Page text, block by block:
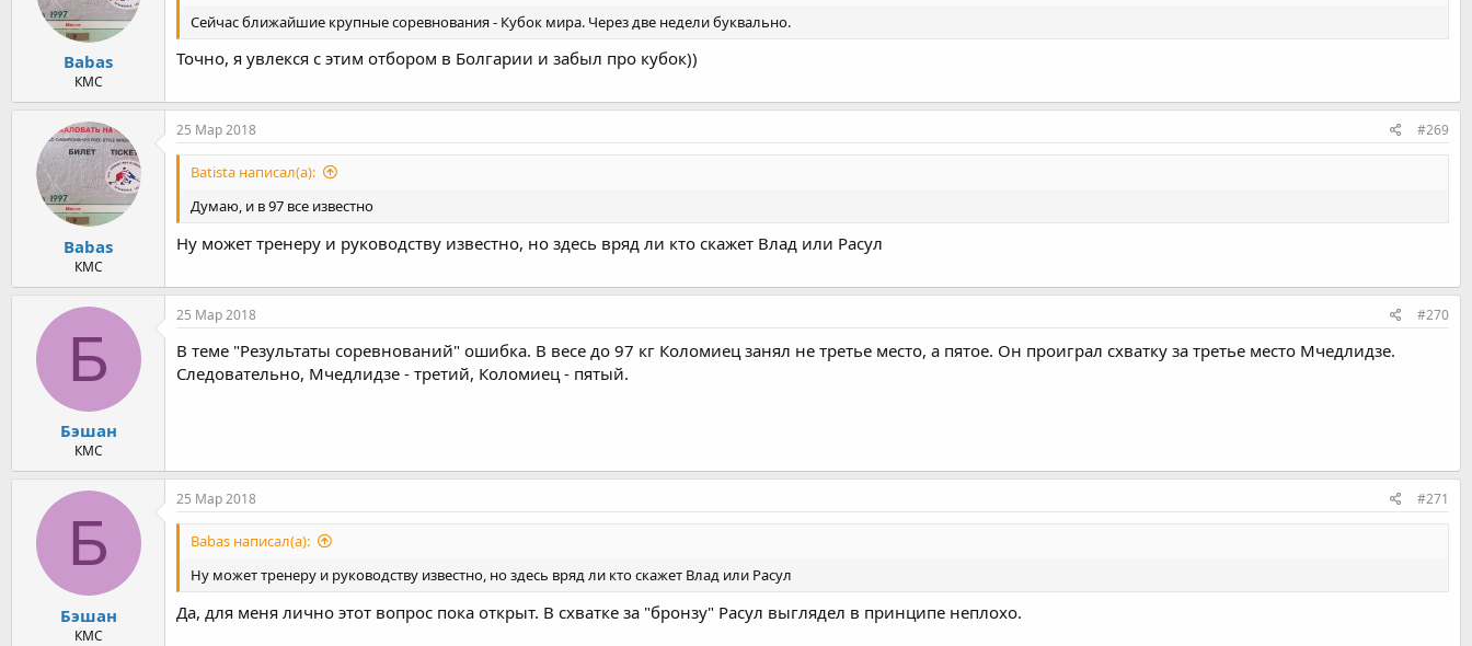
Babas
КМС
Сейчас ближайшие крупные соревнования - Кубок мира. Через две недели буквально.
Точно, я увлекся с этим отбором в Болгарии и забыл про кубок))
Babas
КМС
25 Мар 2018 #269
Batista написал(а):
Думаю, и в 97 все известно
Ну может тренеру и руководству известно, но здесь вряд ли кто скажет Влад или Расул
Б
Бэшан
КМС
25 Мар 2018 #270
В теме "Результаты соревнований" ошибка. В весе до 97 кг Коломиец занял не третье место, а пятое. Он проиграл схватку за третье место Мчедлидзе.
Следовательно, Мчедлидзе - третий, Коломиец - пятый.
Б
Бэшан
КМС
25 Мар 2018 #271
Babas написал(а):
Ну может тренеру и руководству известно, но здесь вряд ли кто скажет Влад или Расул
Да, для меня лично этот вопрос пока открыт. В схватке за "бронзу" Расул выглядел в принципе неплохо.